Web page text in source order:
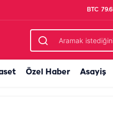
BTC
Özel Haber Asayiş
hamle! Tam 2 milyar